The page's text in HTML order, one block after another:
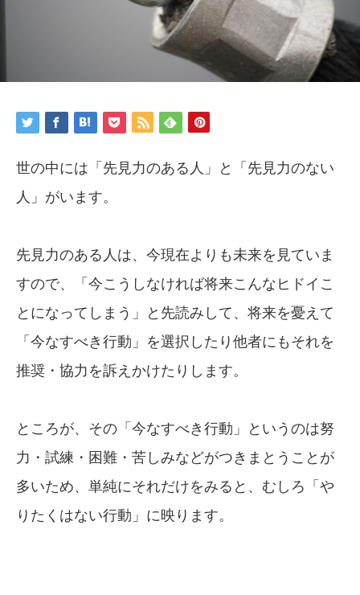
世の中には「先見力のある人」と「先見力のない
人」がいます。
先見力のある人は、今現在よりも未来を見ていま
すので、「今こうしなければ将来こんなヒドイこ
とになってしまう」と先読みして、将来を憂えて
「今なすべき行動」を選択したり他者にもそれを
推奨・協力を訴えかけたりします。
ところが、その「今なすべき行動」というのは努
力・試練・困難・苦しみなどがつきまとうことが
多いため、単純にそれだけをみると、むしろ「や
りたくはない行動」に映ります。